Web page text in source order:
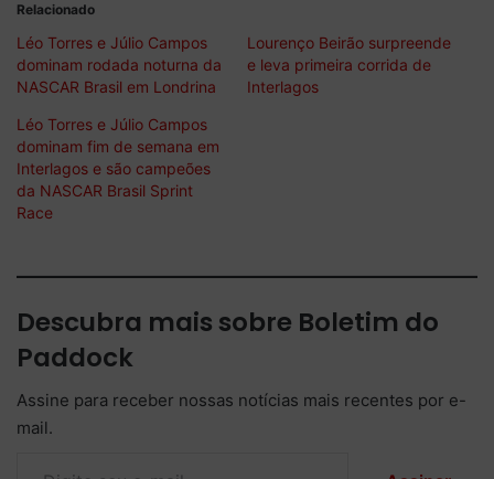
Relacionado
Léo Torres e Júlio Campos
dominam rodada noturna da
NASCAR Brasil em Londrina
Lourenço Beirão surpreende
e leva primeira corrida de
Interlagos
Léo Torres e Júlio Campos
dominam fim de semana em
Interlagos e são campeões
da NASCAR Brasil Sprint
Race
Descubra mais sobre Boletim do
Paddock
Assine para receber nossas notícias mais recentes por e-
mail.